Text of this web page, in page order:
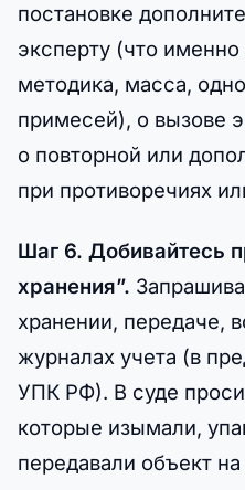
постановке
эксперту (что
методика, масса,
примесей), о вызове
о повторной или
при противоречиях
Шаг 6. Добивайтесь
хранения”.
хранении, передаче,
журналах учета (в
УПК РФ). В суде
которые изымали,
передавали объект